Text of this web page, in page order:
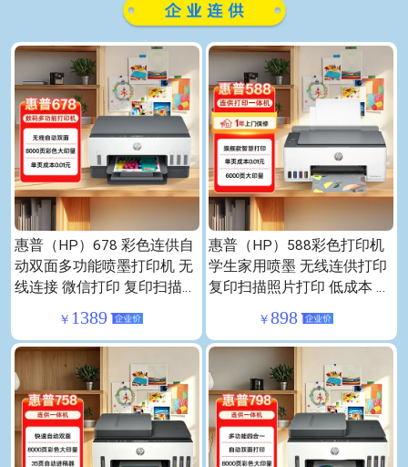
惠普（HP）678 彩色连供自
动双面多功能喷墨打印机 无
线连接 微信打印 复印扫描一
￥ 1389
惠普（HP）588彩色打印机
学生家用喷墨 无线连供打印
复印扫描照片打印 低成本 一
￥898